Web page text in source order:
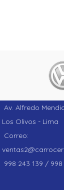
Av. Alfredo
Los Olivos - Lima
Correo:
998 243 139 / 998